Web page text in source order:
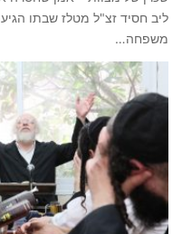
ליב חסיד זצ"ל מטלז שבתו
משפחה…